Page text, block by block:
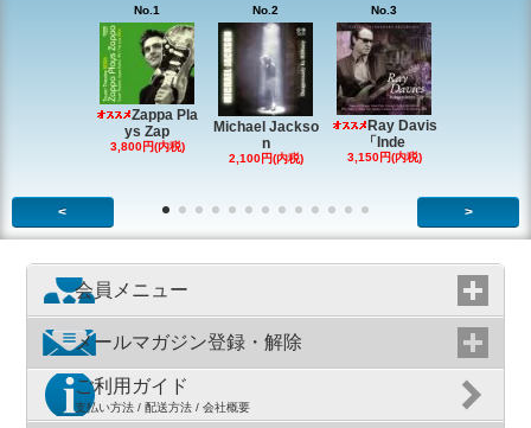
No.1
Zappa Pla
ys Zap
3,800円(内税)
No.2
Michael Jackso
n
2,100円(内税)
No.3
Ray Davis
「Inde
3,150円(内税)
< >
会員メニュー
メールマガジン登録・解除
ご利用ガイド
支払い方法 / 配送方法 / 会社概要